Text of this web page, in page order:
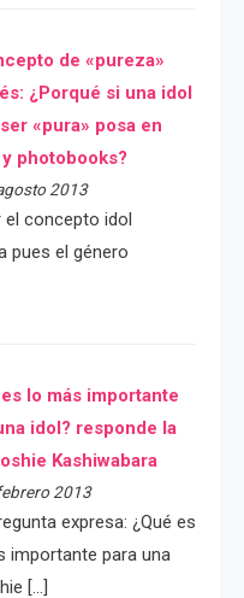
de «pureza»
¿Porqué si una idol
«pura» posa en
photobooks?
2013
el concepto idol
pues el género
lo más importante
idol? responde la
Kashiwabara
2013
expresa: ¿Qué es
importante para una
[…]